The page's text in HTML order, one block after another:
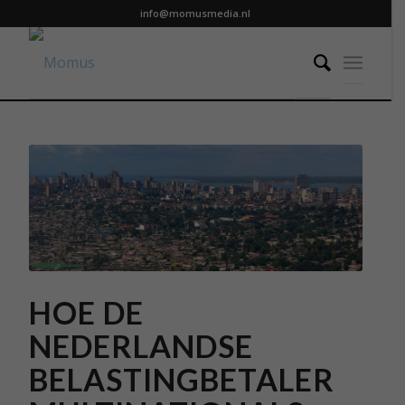
info@momusmedia.nl
HOE DE
NEDERLANDSE
BELASTINGBETALER